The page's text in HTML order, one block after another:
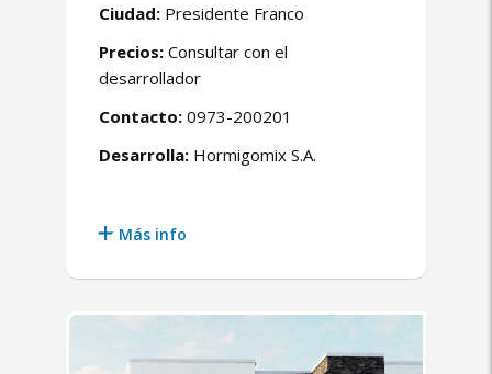
Ciudad: Presidente Franco
Precios: Consultar con el
desarrollador
Contacto: 0973-200201
Desarrolla: Hormigomix S.A.
Más info